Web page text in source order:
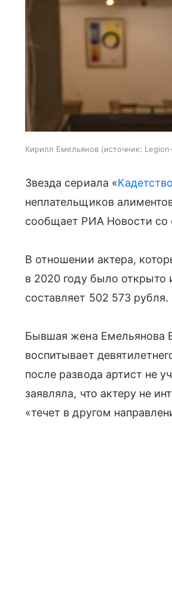
Кирилл Емельянов источник:
Звезда сериала «Кадетство
неплательщиков
сообщает РИА Новости со
В отношении актера,
в 2020 году было открыто
составляет 502 573 рубля.
Бывшая жена Емельянова
воспитывает
после развода артист не
заявляла, что актеру не
«течет в другом